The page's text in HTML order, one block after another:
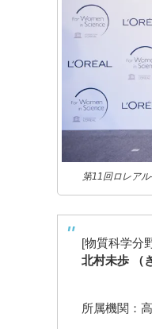
第11回ロレア
[物質科学分
北村未歩 （
所属機関：